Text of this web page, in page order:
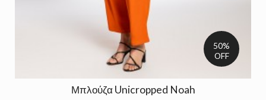
50%
OFF
Μπλούζα Unicropped Noah